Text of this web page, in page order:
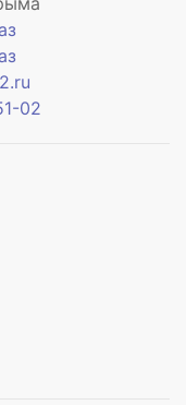
02